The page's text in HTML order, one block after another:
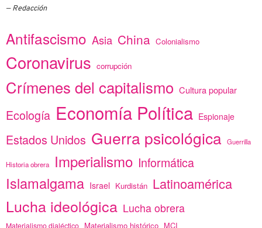
Redacción
Antifascismo Asia China Colonialismo
Coronavirus corrupción
Crímenes del capitalismo Cultura popular
Ecología Economía Política Espionaje
Estados Unidos Guerra psicológica Guerrilla
Historia obrera Imperialismo Informática
Islamalgama Israel Kurdistán Latinoamérica
Lucha ideológica Lucha obrera
Materialismo dialéctico Materialismo histórico MCI